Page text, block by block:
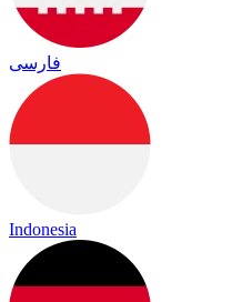
فارسی
Indonesia